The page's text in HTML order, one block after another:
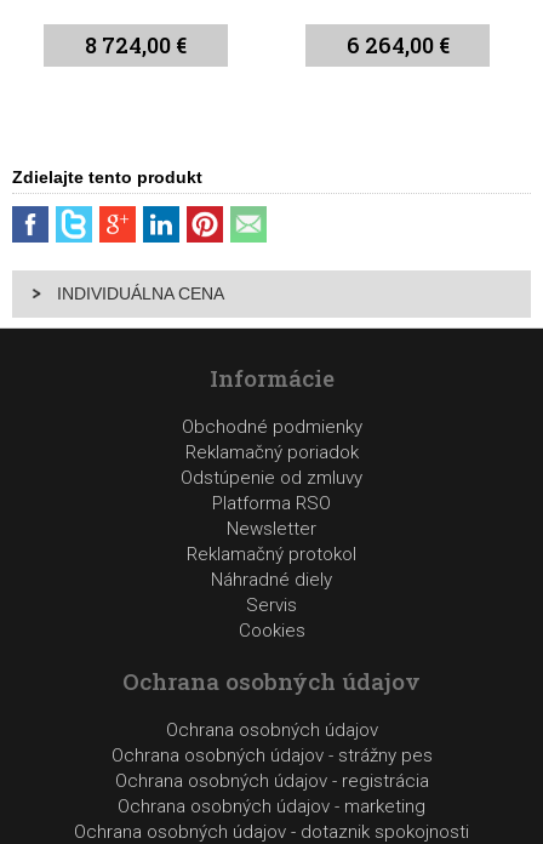
6 264,00 € 6 756,00 €
Zdielajte tento produkt
INDIVIDUÁLNA CENA
Informácie
Obchodné podmienky
Reklamačný poriadok
Odstúpenie od zmluvy
Platforma RSO
Newsletter
Reklamačný protokol
Náhradné diely
Servis
Cookies
Ochrana osobných údajov
Ochrana osobných údajov
Ochrana osobných údajov - strážny pes
Ochrana osobných údajov - registrácia
Ochrana osobných údajov - marketing
Ochrana osobných údajov - dotaznik spokojnosti